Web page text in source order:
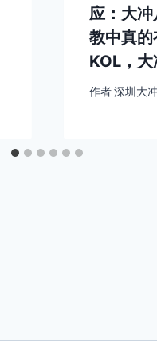
应：大
教中真
KOL，
作者 深圳大冲